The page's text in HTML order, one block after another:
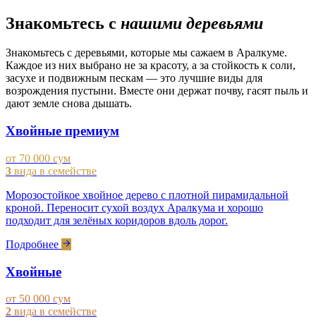
Знакомьтесь с нашими деревьями
Знакомьтесь с деревьями, которые мы сажаем в Аралкуме.
Каждое из них выбрано не за красоту, а за стойкость к соли,
засухе и подвижным пескам — это лучшие виды для
возрождения пустыни. Вместе они держат почву, гасят пыль и
дают земле снова дышать.
Хвойные премиум
от 70 000 сум
3 вида в семействе
Морозостойкое хвойное дерево с плотной пирамидальной
кроной. Переносит сухой воздух Аралкума и хорошо
подходит для зелёных коридоров вдоль дорог.
Подробнее
Хвойные
от 50 000 сум
2 вида в семействе